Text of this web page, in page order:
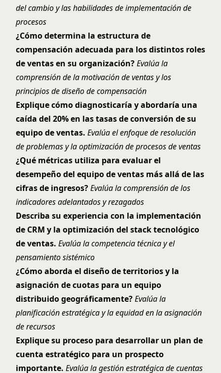
del cambio y las habilidades de implementación de
procesos
¿Cómo determina la estructura de
compensación adecuada para los distintos roles
de ventas en su organización?Evalúa la
comprensión de la motivación de ventas y los
principios de diseño de compensación
Explique cómo diagnosticaría y abordaría una
caída del 20% en las tasas de conversión de su
equipo de ventas. Evalúa el enfoque de resolución
de problemas y la optimización de procesos de ventas
¿Qué métricas utiliza para evaluar el
desempeño del equipo de ventas más allá de las
cifras de ingresos?Evalúa la comprensión de los
indicadores adelantados y rezagados
Describa su experiencia con la implementación
de CRM y la optimización del stack tecnológico
de ventas. Evalúa la competencia técnica y el
pensamiento sistémico
¿Cómo aborda el diseño de territorios y la
asignación de cuotas para un equipo
distribuido geográficamente?Evalúa la
planificación estratégica y la equidad en la asignación
de recursos
Explique su proceso para desarrollar un plan de
cuenta estratégico para un prospecto
importante. Evalúa la gestión estratégica de cuentas